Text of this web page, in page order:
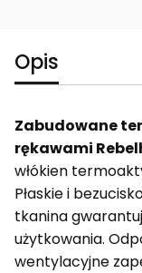
Opis
Zabudowane
rękawami
włókien
Płaskie i
tkanina
użytkowania.
wentylacyjne